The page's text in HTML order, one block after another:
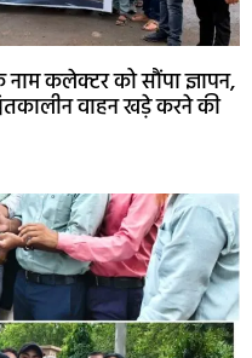
नाम कलेक्टर को सौंपा ज्ञापन,
वाहन खड़े करने की